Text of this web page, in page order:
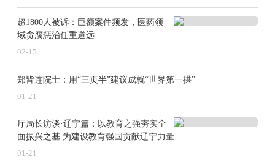
超1800人被诉：巨额案件频发，医药领
域贪腐惩治任重道远
02-15
郑皆连院士：用“三页半”建议成就“世界第一拱”
01-21
厅局长访谈·辽宁篇：以教育之强夯实全
面振兴之基 为建设教育强国贡献辽宁力量
01-21